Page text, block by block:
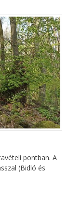
pontban. A
(Bidló és